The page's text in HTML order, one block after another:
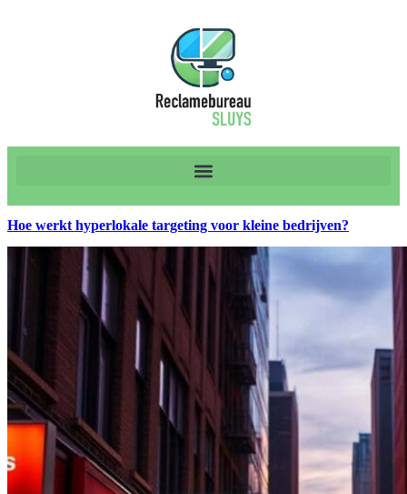
Hoe werkt hyperlokale targeting voor kleine bedrijven?